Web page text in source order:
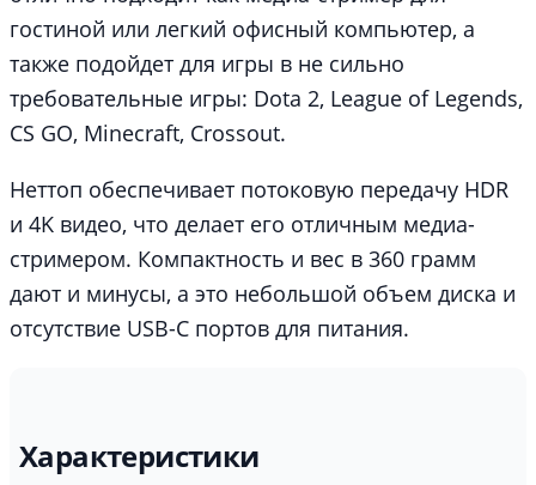
гостиной или легкий офисный компьютер, а
также подойдет для игры в не сильно
требовательные игры: Dota 2, League of Legends,
CS GO, Minecraft, Crossout.
Неттоп обеспечивает потоковую передачу HDR
и 4K видео, что делает его отличным медиа-
стримером. Компактность и вес в 360 грамм
дают и минусы, а это небольшой объем диска и
отсутствие USB-C портов для питания.
Характеристики